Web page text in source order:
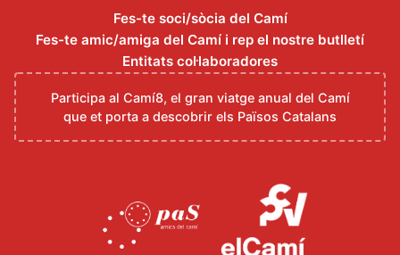
Fes-te soci/sòcia del Camí
Fes-te amic/amiga del Camí i rep el nostre butlletí
Entitats col·laboradores
Participa al Camí8, el gran viatge anual del Camí
que et porta a descobrir els Països Catalans